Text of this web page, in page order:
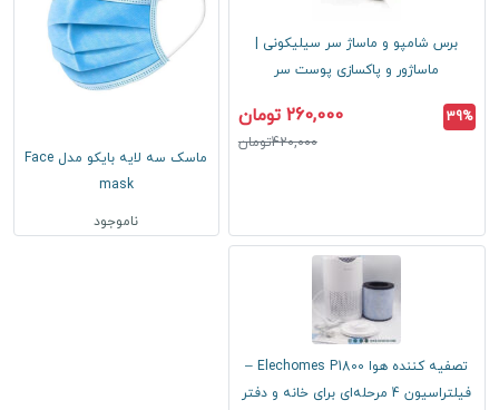
برس شامپو و ماساژ سر سیلیکونی |
ماساژور و پاکسازی پوست سر
39% 260,000 تومان
420,000تومان
ماسک سه لایه بایکو مدل Face
mask
ناموجود
تصفیه کننده هوا Elechomes P1800 –
فیلتراسیون 4 مرحله‌ای برای خانه و دفتر